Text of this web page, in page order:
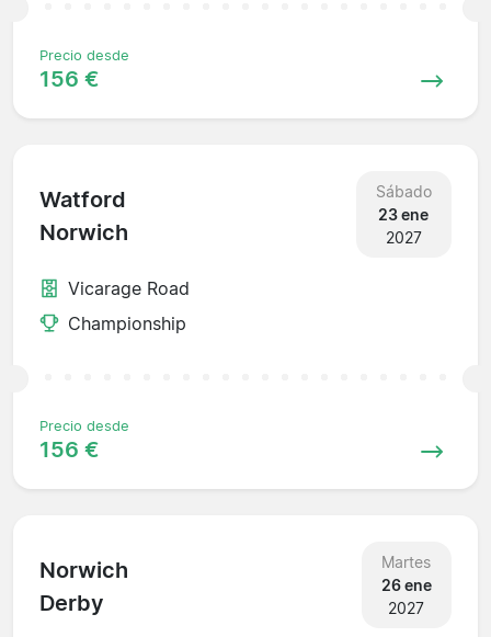
Precio desde
156 €
Watford
Norwich
Sábado
23 ene
2027
Vicarage Road
Championship
Precio desde
156 €
Norwich
Derby
Martes
26 ene
2027